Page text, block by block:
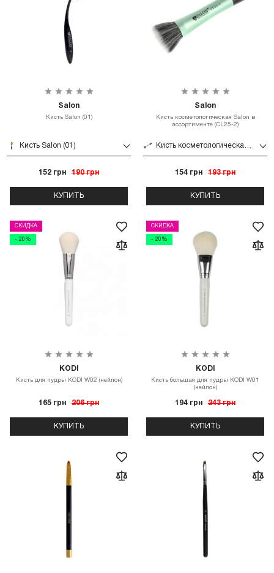
Salon
Кисть Salon (01)
Кисть Salon (01)
152 грн 190 грн
КУПИТЬ
Salon
Кисть косметологическая Salon в
ассортименте (CL25-2)
Кисть косметологическая Salon в ассортименте (CL25-2)
154 грн 193 грн
КУПИТЬ
СКИДКА
- 20%
KODI
Кисть для пудры KODI W02 (нейлон)
165 грн 206 грн
КУПИТЬ
СКИДКА
- 20%
KODI
Кисть большая для пудры KODI W01
(нейлон)
194 грн 243 грн
КУПИТЬ